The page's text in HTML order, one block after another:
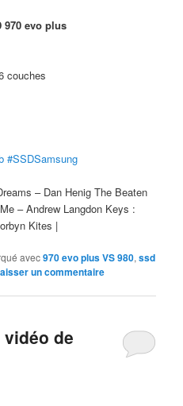
970 evo plus
couches
#SSDSamsung
– Dan Henig The Beaten
– Andrew Langdon Keys :
Kites |
avec970 evo plus VS 980,ssd
un commentaire
de